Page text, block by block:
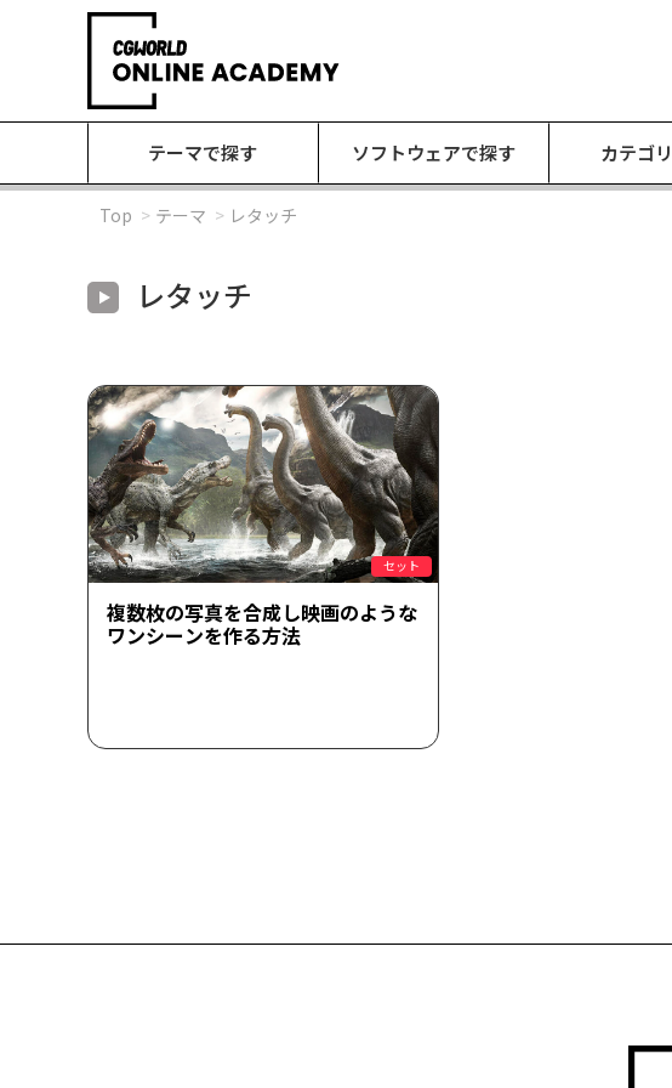
テーマで探す ソフトウェアで探す カテゴ
Top テーマ レタッチ
レタッチ
セット
複数枚の写真を合成し映画のような
ワンシーンを作る方法